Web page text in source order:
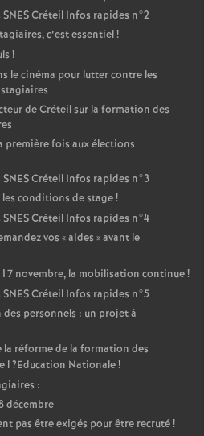
SNESCréteil Infos rapides n°2
c’est essentiel!
!
le cinéma pour lutter contre les
de Créteil sur la formation des
première fois aux élections
SNESCréteil Infos rapides n°3
conditions de stage!
SNESCréteil Infos rapides n°4
vos «aides » avant le
novembre, la mobilisation continue!
SNESCréteil Infos rapides n°5
personnels : un projet à
la réforme de la formation des
l?Education Nationale!
:
décembre
pas être exigés pour être recruté!